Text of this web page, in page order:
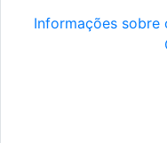
Informações